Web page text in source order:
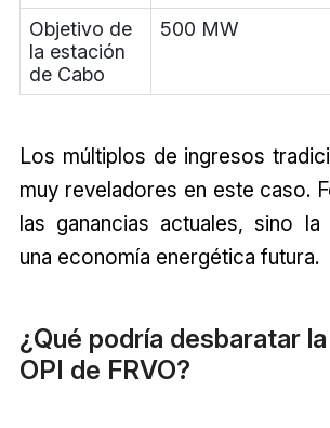
Objetivo de
la estación
de Cabo
500 MW
Los múltiplos de ingresos
muy reveladores en este caso.
las ganancias actuales, sino la
una economía energética futura.
¿Qué podría desbaratar
OPI de FRVO?